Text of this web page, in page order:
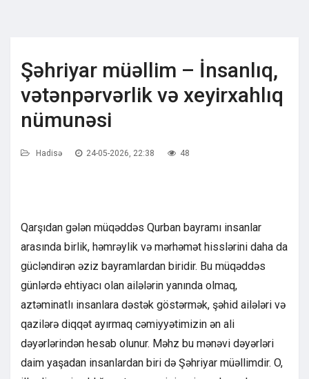
Şəhriyar müəllim – İnsanlıq,
vətənpərvərlik və xeyirxahlıq
nümunəsi
Hadisə 24-05-2026, 22:38 48
Qarşıdan gələn müqəddəs Qurban bayramı insanlar
arasında birlik, həmrəylik və mərhəmət hisslərini daha da
gücləndirən əziz bayramlardan biridir. Bu müqəddəs
günlərdə ehtiyacı olan ailələrin yanında olmaq,
aztəminatlı insanlara dəstək göstərmək, şəhid ailələri və
qazilərə diqqət ayırmaq cəmiyyətimizin ən ali
dəyərlərindən hesab olunur. Məhz bu mənəvi dəyərləri
daim yaşadan insanlardan biri də Şəhriyar müəllimdir. O,